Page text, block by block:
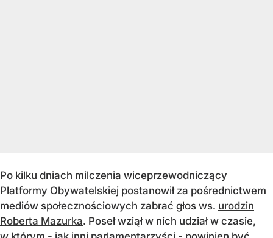
Po kilku dniach milczenia wiceprzewodniczący
Platformy Obywatelskiej postanowił za pośrednictwem
mediów społecznościowych zabrać głos ws. urodzin
Roberta Mazurka. Poseł wziął w nich udział w czasie,